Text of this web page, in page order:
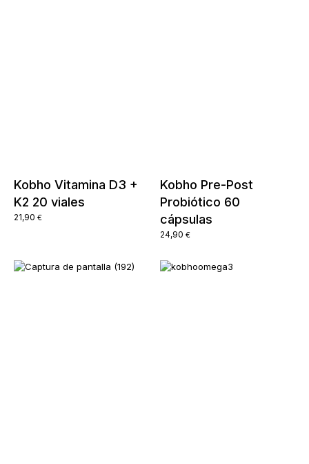
Kobho Vitamina D3 +
K2 20 viales
21,90 €
Kobho Pre-Post
Probiótico 60
cápsulas
24,90 €